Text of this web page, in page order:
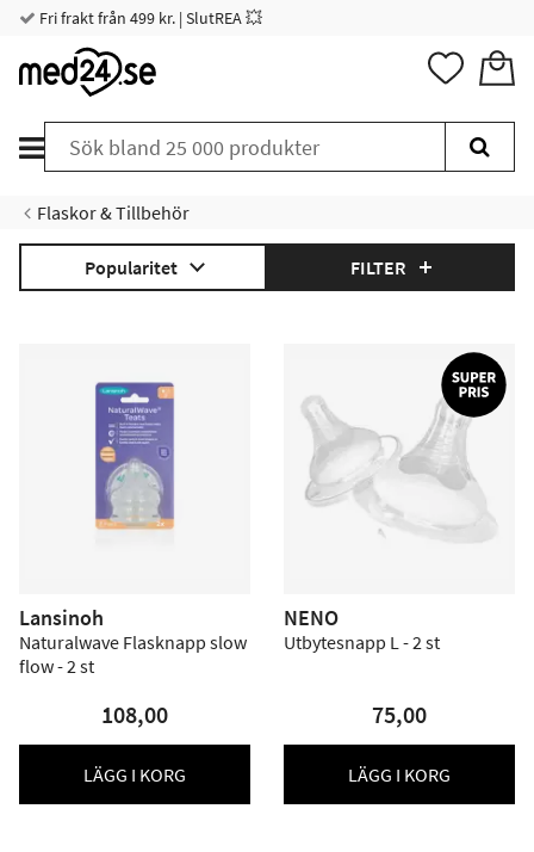
Fri frakt från 499 kr. | SlutREA 💥
Flaskor & Tillbehör
Popularitet FILTER
Lansinoh
Naturalwave Flasknapp slow
flow - 2 st
108,00
LÄGG I KORG
NENO
Utbytesnapp L - 2 st
75,00
LÄGG I KORG